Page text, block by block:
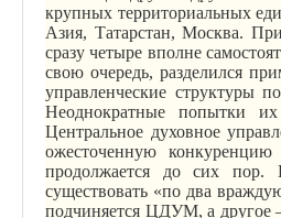
крупных территориальных
Азия, Татарстан, Москва.
сразу четыре вполне
свою очередь, разделился
управленческие структуры
Неоднократные попытки
Центральное духовное
ожесточенную
продолжается до сих пор.
существовать «по два
подчиняется ЦДУМ, а другое